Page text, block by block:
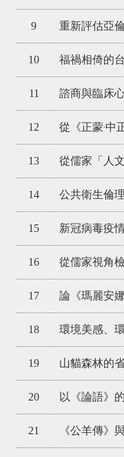
9 重新評估亞
10 福禍相倚的
11 諮商與臨床
12 從《正蒙‧中
13 從儒家「人
14 公共衛生倫
15 新冠病毒疫
16 從儒家視角
17 論《瑪麗安
18 環境美感、
19 山貓森林的
20 以《論語》
21 《公羊傳》